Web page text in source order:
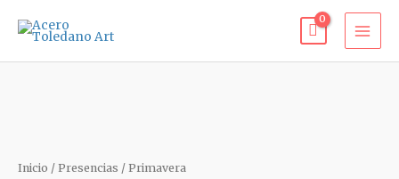
Inicio / Presencias / Primavera